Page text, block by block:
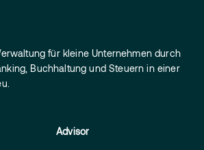
für kleine Unternehmen durch
Buchhaltung und Steuern in einer
Advisor